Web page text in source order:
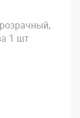
1 шт